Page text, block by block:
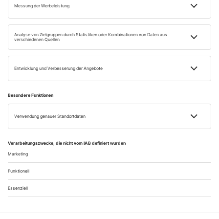
Impressum
Widerrufsbelehrung
AGB
Retour
Vertrag widerrufen
Einige Bilder auf dieser Website wurden mithilfe künstlicher Intelligenz erstellt.